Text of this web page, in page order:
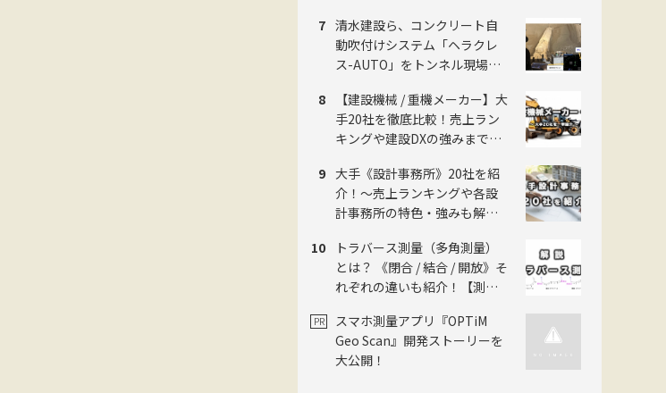
清水建設ら、コンクリート自
動吹付けシステム「ヘラクレ
ス-AUTO」をトンネル現場に
厚を計測し、均質な自動吹付
けを実現
【建設機械 / 重機メーカー】大
手20社を徹底比較！売上ラン
キングや建設DXの強みまで網
大手《設計事務所》20社を紹
介！〜売上ランキングや各設
計事務所の特色・強みも解
トラバース測量（多角測量）
とは？ 《閉合 / 結合 / 開放》そ
れぞれの違いも紹介！【測量
スマホ測量アプリ『OPTiM
Geo Scan』開発ストーリーを
大公開！